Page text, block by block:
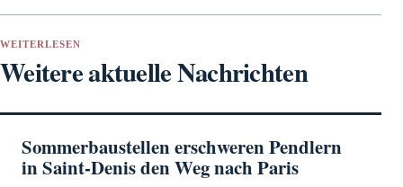
WEITERLESEN
Weitere aktuelle Nachrichten
Sommerbaustellen erschweren Pendlern
in Saint-Denis den Weg nach Paris